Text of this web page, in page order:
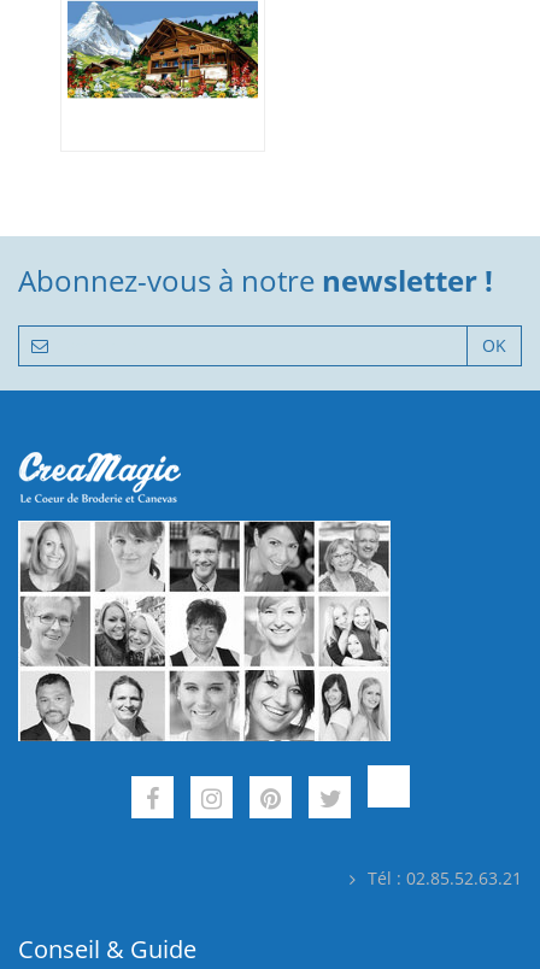
Abonnez-vous à notre newsletter !
OK
Tél : 02.85.52.63.21
Conseil & Guide